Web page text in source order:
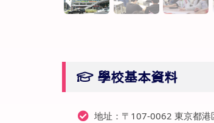
學校基本資料
地址：〒107-0062 東京都